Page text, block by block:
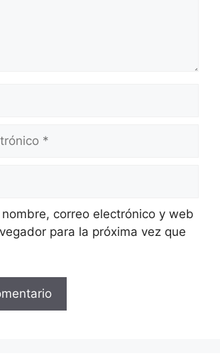
correo electrónico y web
para la próxima vez que